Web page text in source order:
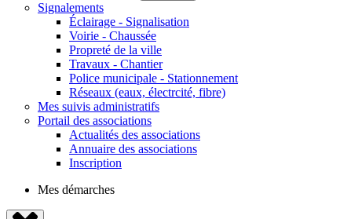
Signalements
Éclairage - Signalisation
Voirie - Chaussée
Propreté de la ville
Travaux - Chantier
Police municipale - Stationnement
Réseaux (eaux, électrcité, fibre)
Mes suivis administratifs
Portail des associations
Actualités des associations
Annuaire des associations
Inscription
Mes démarches